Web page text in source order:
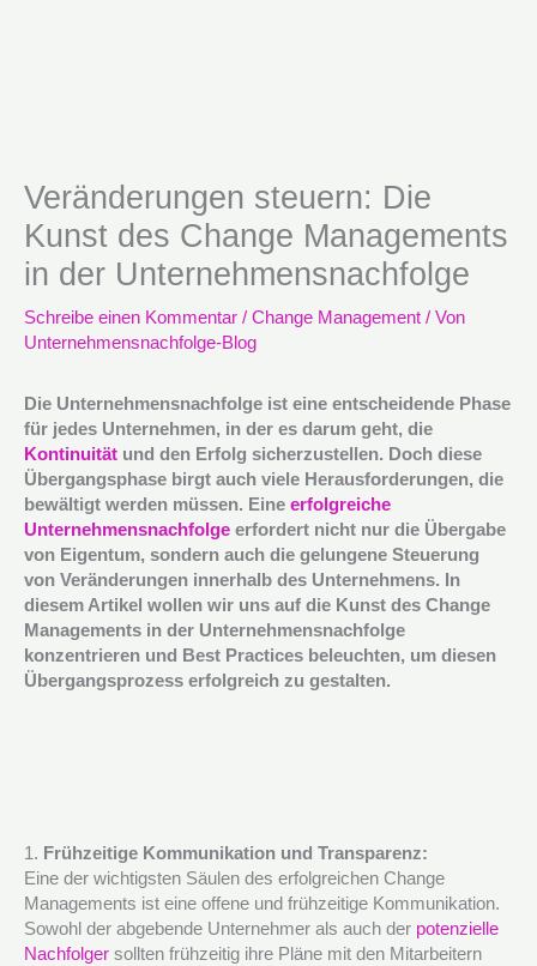
Veränderungen steuern: Die
Kunst des Change Managements
in der Unternehmensnachfolge
Schreibe einen Kommentar / Change Management / Von
Unternehmensnachfolge-Blog
Die Unternehmensnachfolge ist eine entscheidende Phase
für jedes Unternehmen, in der es darum geht, die
Kontinuität und den Erfolg sicherzustellen. Doch diese
Übergangsphase birgt auch viele Herausforderungen, die
bewältigt werden müssen. Eine erfolgreiche
Unternehmensnachfolge erfordert nicht nur die Übergabe
von Eigentum, sondern auch die gelungene Steuerung
von Veränderungen innerhalb des Unternehmens. In
diesem Artikel wollen wir uns auf die Kunst des Change
Managements in der Unternehmensnachfolge
konzentrieren und Best Practices beleuchten, um diesen
Übergangsprozess erfolgreich zu gestalten.
1. Frühzeitige Kommunikation und Transparenz:
Eine der wichtigsten Säulen des erfolgreichen Change
Managements ist eine offene und frühzeitige Kommunikation.
Sowohl der abgebende Unternehmer als auch der potenzielle
Nachfolger sollten frühzeitig ihre Pläne mit den Mitarbeitern